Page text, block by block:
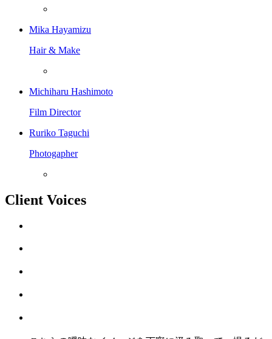
Mika Hayamizu
Hair & Make
Michiharu Hashimoto
Film Director
Ruriko Taguchi
Photogapher
Client Voices